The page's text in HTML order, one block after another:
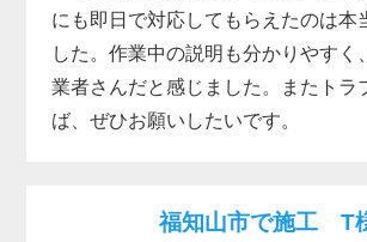
にも即日で対応してもらえたのは本
した。作業中の説明も分かりやすく
業者さんだと感じました。またトラ
ば、ぜひお願いしたいです。
福知山市で施工 T